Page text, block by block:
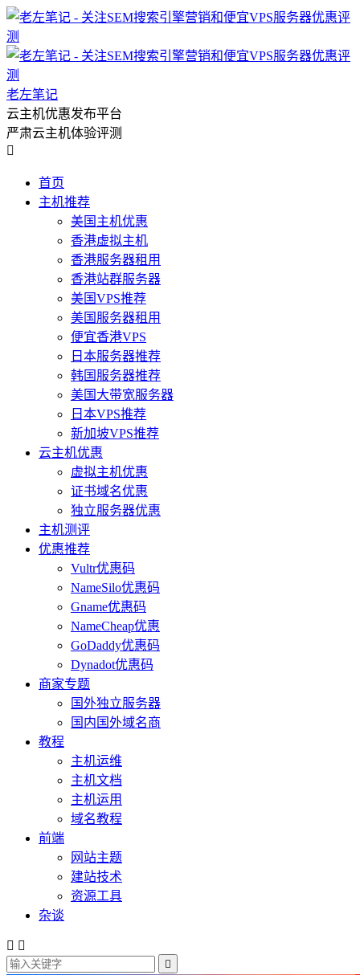
老左笔记
云主机优惠发布平台
严肃云主机体验评测

首页
主机推荐
美国主机优惠
香港虚拟主机
香港服务器租用
香港站群服务器
美国VPS推荐
美国服务器租用
便宜香港VPS
日本服务器推荐
韩国服务器推荐
美国大带宽服务器
日本VPS推荐
新加坡VPS推荐
云主机优惠
虚拟主机优惠
证书域名优惠
独立服务器优惠
主机测评
优惠推荐
Vultr优惠码
NameSilo优惠码
Gname优惠码
NameCheap优惠
GoDaddy优惠码
Dynadot优惠码
商家专题
国外独立服务器
国内国外域名商
教程
主机运维
主机文档
主机运用
域名教程
前端
网站主题
建站技术
资源工具
杂谈
 
